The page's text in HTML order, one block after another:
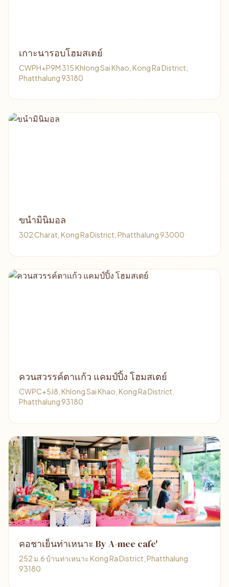
เกาะนารอบโฮมสเตย์
CWPH+P9M 315 Khlong Sai Khao, Kong Ra District,
Phatthalung 93180
ขนำมินิมอล
302 Charat, Kong Ra District, Phatthalung 93000
ควนสวรรค์ตาเเก้ว แคมป์ปิ้ง โฮมสเตย์
CWPC+5J8, Khlong Sai Khao, Kong Ra District,
Phatthalung 93180
คอชาเย็นท่าเหนาะ By A-mee cafe'
252 ม.6 บ้านท่าเหนาะ Kong Ra District, Phatthalung
93180